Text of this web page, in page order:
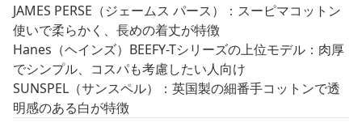
JAMES PERSE（ジェームス パース）：スーピマコットン
使いで柔らかく、長めの着丈が特徴
Hanes（ヘインズ）BEEFY-Tシリーズの上位モデル：肉厚
でシンプル、コスパも考慮したい人向け
SUNSPEL（サンスペル）：英国製の細番手コットンで透
明感のある白が特徴